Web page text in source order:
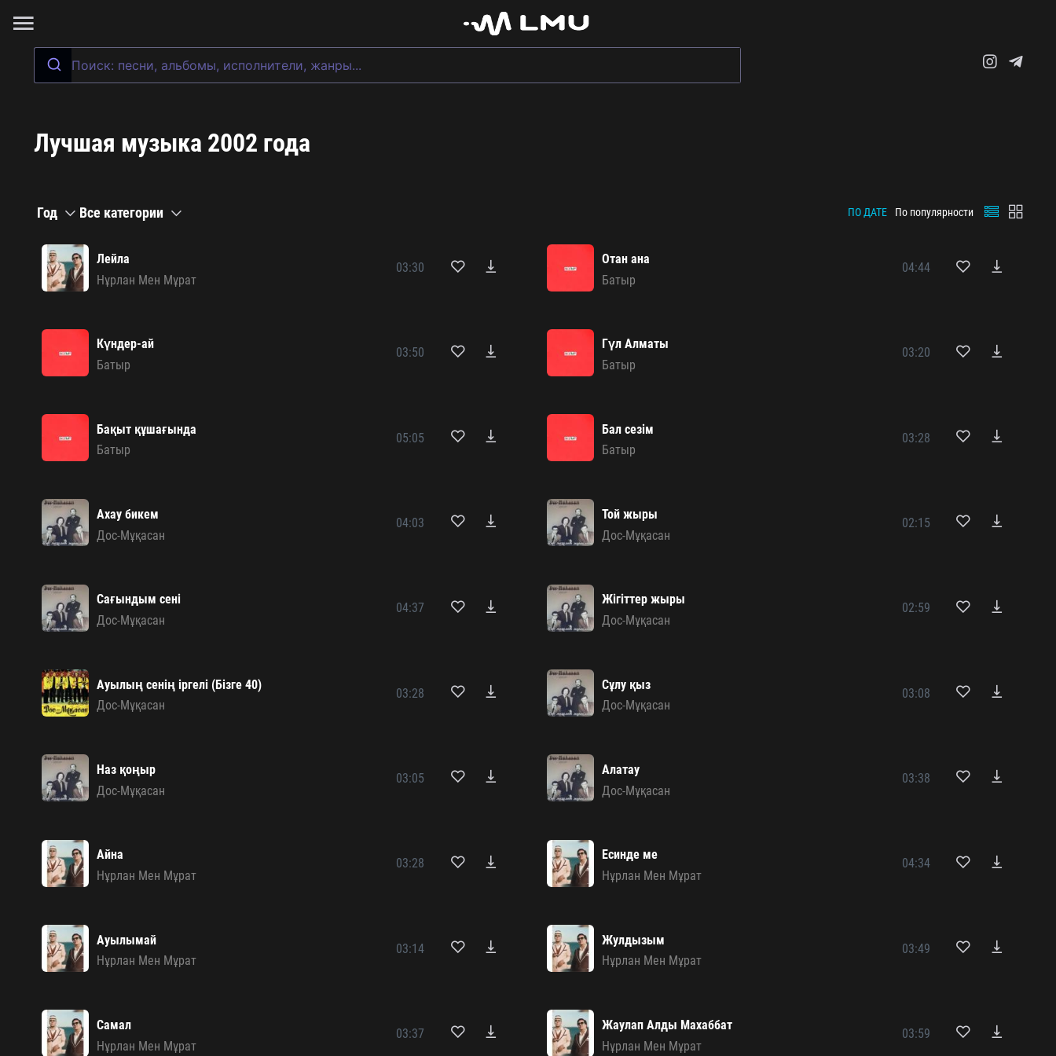
Лучшая музыка 2002 года
Год Все категории ПО ДАТЕ По популярности
Лейла
Нұрлан Мен Мұрат
03:30
Отан ана
Батыр
04:44
Күндер-ай
Батыр
03:50
Гүл Алматы
Батыр
03:20
Бақыт құшағында
Батыр
05:05
Бал сезiм
Батыр
03:28
Ахау бикем
Дос-Мұқасан
04:03
Той жыры
Дос-Мұқасан
02:15
Сағындым сені
Дос-Мұқасан
04:37
Жігіттер жыры
Дос-Мұқасан
02:59
Ауылың сенің іргелі (Бізге 40)
Дос-Мұқасан
03:28
Сұлу қыз
Дос-Мұқасан
03:08
Наз қоңыр
Дос-Мұқасан
03:05
Алатау
Дос-Мұқасан
03:38
Айна
Нұрлан Мен Мұрат
03:28
Есинде ме
Нұрлан Мен Мұрат
04:34
Ауылымай
Нұрлан Мен Мұрат
03:14
Жулдызым
Нұрлан Мен Мұрат
03:49
Самал
Нұрлан Мен Мұрат
03:37
Жаулап Алды Махаббат
Нұрлан Мен Мұрат
03:59